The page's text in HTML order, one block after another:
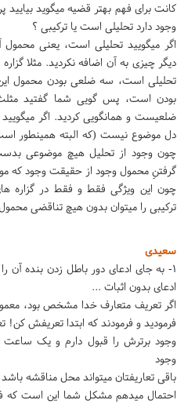
کانت برای فهم بهتر قضیه میگوید
وجود دارد تحلیلی است یا ترکیبی ؟
اگر میگویید تحلیلی است، یعنی
دیگر چیزی به آن اضافه نکردید. مثلا
تحلیلی است، سه ضلعی بودن محمول
بودن است، پس گویی شما گفتید
ضلعیست و همانگویی کردید. اگر
دل موضوع نیست (که البته همینطور
چون وجود از تحلیل هیچ موضوعی
گرفتنِ محمول وجود از حقیقت وجود که
چون این ویژگی فقط و فقط در گزاره
ترکیبی را میتوان بدون هیچ تناقضی
سعیدی
1- به جای ادعای دور باطل زدن بنده آن
ادعای بدون اثبات ...
اگر تعریف متعارف خدا مشخص بود،
فرمودید و فرمودند که ابتدا تعریفش
وجود برترش را قبول دارم و یک
وجود
باقی تعاریفتان میتواند محل مناقشه
احتمال میدهم مشکل شما این است که